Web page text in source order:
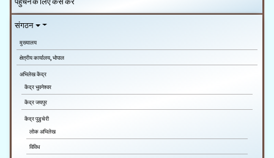
संगठन
मुख्यालय
क्षेत्रीय कार्यालय, भोपाल
अभिलेख केंद्र
केंद्र भुवनेश्वर
केंद्र जयपुर
केंद्र पुडुचेरी
लोक अभिलेख
विविध